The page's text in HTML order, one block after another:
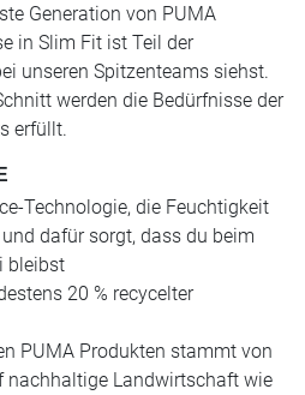
Generation von PUMA
in Slim Fit ist Teil der
unseren Spitzenteams siehst.
werden die Bedürfnisse der
erfüllt.
Technologie, die Feuchtigkeit
dafür sorgt, dass du beim
bleibst
20 % recycelter
PUMA Produkten stammt von
nachhaltige Landwirtschaft wie